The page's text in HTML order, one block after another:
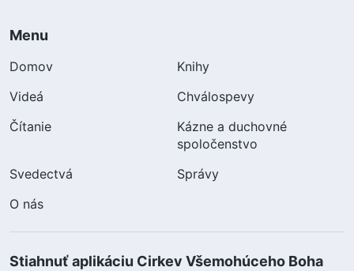
Menu
Domov
Knihy
Videá
Chválospevy
Čítanie
Kázne a duchovné
spoločenstvo
Svedectvá
Správy
O nás
Stiahnuť aplikáciu Cirkev Všemohúceho Boha